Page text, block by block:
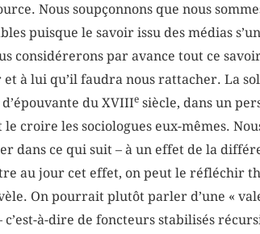
Nous soupçonnons que nous
puisque le savoir issu des médias
considérerons par avance tout ce
et à lui qu’il faudra nous rattacher. La
du XVIIIesiècle, dans un
croire les sociologues eux-mêmes.
dans ce qui suit – à un effet de la
au jour cet effet, on peut le réfléchir
On pourrait plutôt parler d’une «
c’est-à-dire de foncteurs stabilisés